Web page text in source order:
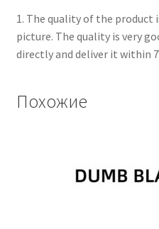
1. The quality of the product
picture. The quality is very
directly and deliver it within
Похожие